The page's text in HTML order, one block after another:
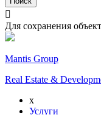

Для сохранения
Mantis Group
Real Estate &
x
Услуги